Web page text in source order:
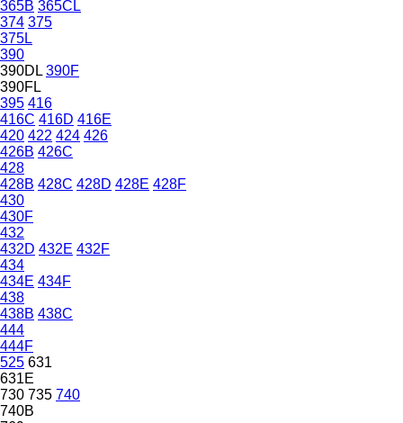
365B 365CL
374 375
375L
390
390DL 390F
390FL
395 416
416C 416D 416E
420 422 424 426
426B 426C
428
428B 428C 428D 428E 428F
430
430F
432
432D 432E 432F
434
434E 434F
438
438B 438C
444
444F
525 631
631E
730 735 740
740B